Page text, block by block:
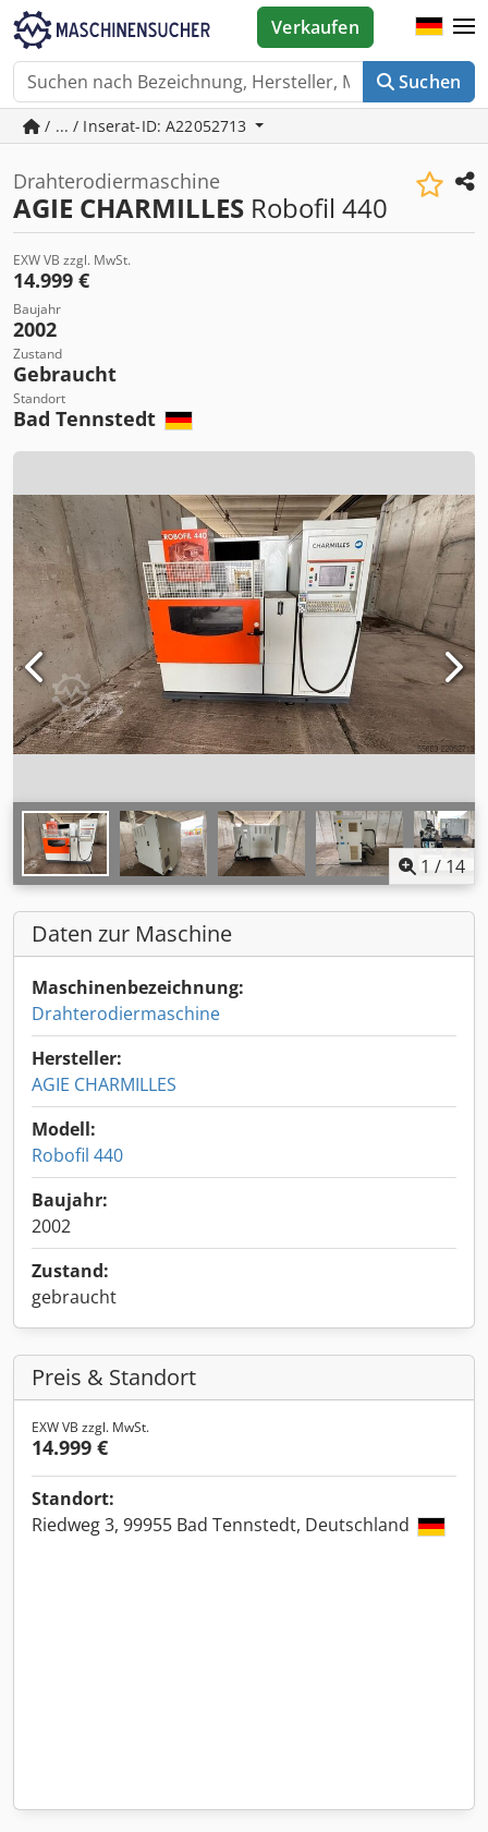
Suchen
Verkaufen
/ ... / Inserat-ID: A22052713
Drahterodiermaschine
AGIE CHARMILLES Robofil 440
EXW VB zzgl. MwSt.
14.999 €
Baujahr
2002
Zustand
Gebraucht
Standort
Bad Tennstedt
1 / 14
Daten zur Maschine
Maschinenbezeichnung:
Drahterodiermaschine
Hersteller:
AGIE CHARMILLES
Modell:
Robofil 440
Baujahr:
2002
Zustand:
gebraucht
Preis & Standort
EXW VB zzgl. MwSt.
14.999 €
Standort:
Riedweg 3, 99955 Bad Tennstedt, Deutschland